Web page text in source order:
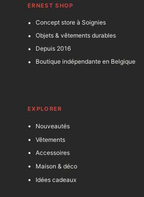
ERNEST SHOP
Concept store à Soignies
Objets & vêtements durables
Depuis 2016
Boutique indépendante en Belgique
EXPLORER
Nouveautés
Vêtements
Accessoires
Maison & déco
Idées cadeaux